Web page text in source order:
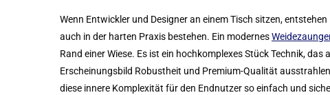
Wenn Entwickler und Designer an einem Tisch sitzen,
auch in der harten Praxis bestehen. Ein modernes
Rand einer Wiese. Es ist ein hochkomplexes Stück Technik,
Erscheinungsbild Robustheit und Premium-Qualität
diese innere Komplexität für den Endnutzer so einfach und